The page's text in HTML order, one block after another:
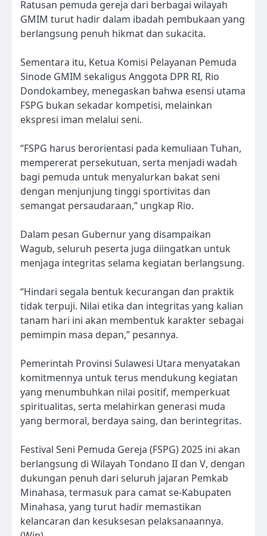
Ratusan pemuda gereja dari berbagai wilayah
GMIM turut hadir dalam ibadah pembukaan yang
berlangsung penuh hikmat dan sukacita.
Sementara itu, Ketua Komisi Pelayanan Pemuda
Sinode GMIM sekaligus Anggota DPR RI, Rio
Dondokambey, menegaskan bahwa esensi utama
FSPG bukan sekadar kompetisi, melainkan
ekspresi iman melalui seni.
“FSPG harus berorientasi pada kemuliaan Tuhan,
mempererat persekutuan, serta menjadi wadah
bagi pemuda untuk menyalurkan bakat seni
dengan menjunjung tinggi sportivitas dan
semangat persaudaraan,” ungkap Rio.
Dalam pesan Gubernur yang disampaikan
Wagub, seluruh peserta juga diingatkan untuk
menjaga integritas selama kegiatan berlangsung.
“Hindari segala bentuk kecurangan dan praktik
tidak terpuji. Nilai etika dan integritas yang kalian
tanam hari ini akan membentuk karakter sebagai
pemimpin masa depan,” pesannya.
Pemerintah Provinsi Sulawesi Utara menyatakan
komitmennya untuk terus mendukung kegiatan
yang menumbuhkan nilai positif, memperkuat
spiritualitas, serta melahirkan generasi muda
yang bermoral, berdaya saing, dan berintegritas.
Festival Seni Pemuda Gereja (FSPG) 2025 ini akan
berlangsung di Wilayah Tondano II dan V, dengan
dukungan penuh dari seluruh jajaran Pemkab
Minahasa, termasuk para camat se-Kabupaten
Minahasa, yang turut hadir memastikan
kelancaran dan kesuksesan pelaksanaannya.